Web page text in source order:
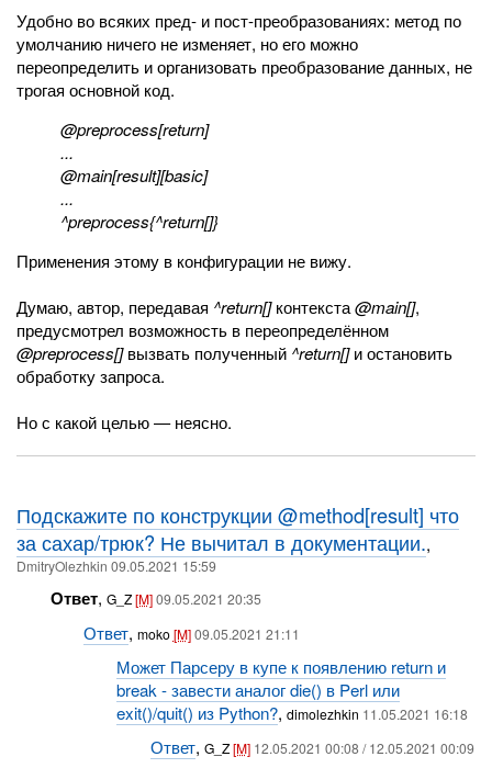
Удобно во всяких пред- и пост-преобразованиях: метод по
умолчанию ничего не изменяет, но его можно
переопределить и организовать преобразование данных, не
трогая основной код.
@preprocess[return]
...
@main[result][basic]
...
^preprocess{^return[]}
Применения этому в конфигурации не вижу.
Думаю, автор, передавая ^return[]контекста@main[],
предусмотрел возможность в переопределённом
@preprocess[]вызвать полученный ^return[]и остановить
обработку запроса.
Но с какой целью — неясно.
Подскажите по конструкции @method[result] что
за сахар/трюк? Не вычитал в документации.,
DmitryOlezhkin 09.05.2021 15:59
Ответ, G_Z[M] 09.05.2021 20:35
Ответ, moko[M]09.05.2021 21:11
Может Парсеру в купе к появлению return и
break - завести аналог die() в Perl или
exit()/quit() из Python?,dimolezhkin 11.05.2021 16:18
Ответ, G_Z[M] 12.05.2021 00:08 / 12.05.2021 00:09